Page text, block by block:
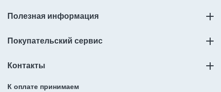
Полезная информация
Покупательский сервис
Контакты
К оплате принимаем